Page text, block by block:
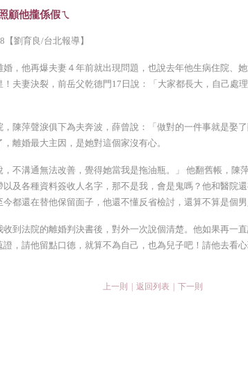
顧他攏係假ㄟ
劉育良/台北報導】
，他再爆夫妻４年前就出現問題，也說去年他生病住院、
夫妻決裂，前岳父乾德門17日說：「大家都長大，自己處
陳萍聲淚俱下為夫奔波，薛曾說：「做對的一件事就是娶
離婚最大主因，是她對這個家沒有心。
不溝通無法改善，覺得她當我是拖油瓶。」 他翻舊帳，陳
及各種資料簽收人名字，那不是我，會是鬼嗎？他和醫院
都還在替他保留面子，他還不懂反省檢討，還算不算是個男
收到法院的離婚判決書後，對外一次說個清楚。他如果再一
，請他留點口德，就算不為自己，也為兒子吧！請他去看心
上一則 返回列表 下一則